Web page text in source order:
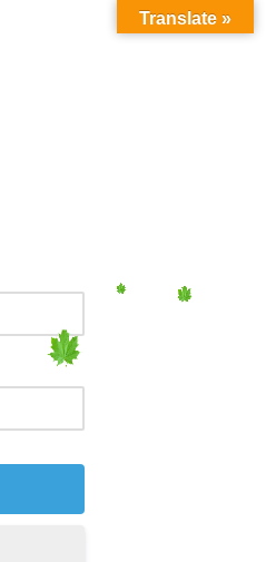
Translate »